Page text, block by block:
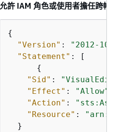
允許 IAM 角色或使用者擔任跨帳
{
"Version" :
"2012-10-
"Statement" : [
{
"Sid" :
"Effect" : "Allow"
"Action" :
"Resource" :
}